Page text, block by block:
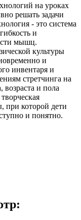
на уроках
решать задачи
- это система
и
мышц.
культуры
и
инвентаря и
стретчинга на
возраста и пола
при которой дети
и понятно.